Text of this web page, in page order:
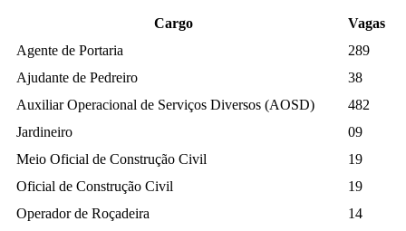
Cargo
Vagas
Agente de Portaria
289
Ajudante de Pedreiro
38
Auxiliar Operacional de Serviços Diversos (AOSD)
482
Jardineiro
09
Meio Oficial de Construção Civil
19
Oficial de Construção Civil
19
Operador de Roçadeira
14